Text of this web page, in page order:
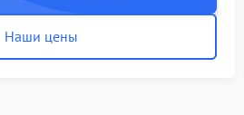
Наши цены